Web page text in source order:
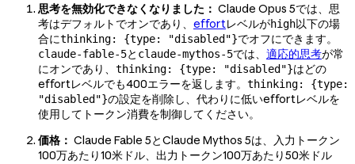
思考を無効化できなくなりました： Claude Opus 5では、思
考はデフォルトでオンであり、 effortレベルがhigh以下の場
合にthinking: {type: "disabled"}でオフにできます。
claude-fable-5と claude-mythos-5では、 適応的思考が常
にオンであり、 thinking: {type: "disabled"}はどの
effortレベルでも400エラーを返します。 thinking: {type:
"disabled"}の設定を削除し、代わりに低いeffortレベルを
使用してトークン消費を制御してください。
価格： Claude Fable 5とClaude Mythos 5は、入力トークン
100万あたり10米ドル、出力トークン100万あたり50米ドル